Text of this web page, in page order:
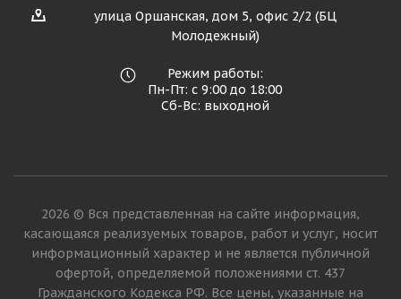
улица Оршанская, дом 5, офис 2/2 (БЦ
Молодежный)
Режим работы:
Пн-Пт: с 9:00 до 18:00
Сб-Вс: выходной
2026 © Вся представленная на сайте информация,
касающаяся реализуемых товаров, работ и услуг, носит
информационный характер и не является публичной
офертой, определяемой положениями ст. 437
Гражданского Кодекса РФ. Все цены, указанные на